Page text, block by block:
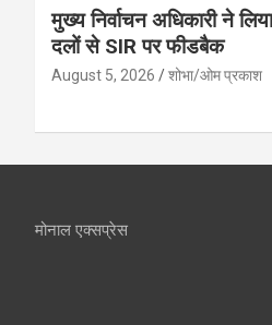
मुख्य निर्वाचन अधिकारी ने
दलों से SIR पर फीडबैक
August 5, 2026 शोभा/ओम प्रकाश
मोनाल एक्सप्रेस